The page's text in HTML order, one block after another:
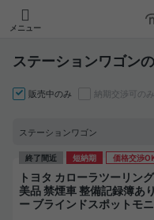
メニュー
ステーションワゴン
販売中のみ 納期交渉可のみ
ステーションワゴン
終了間近 短納期 価格交渉
トヨタ カローラツーリン
美品 禁煙車 整備記録簿あ
ー ブラインドスポットモ